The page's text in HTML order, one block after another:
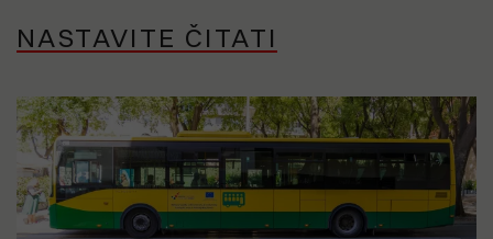
NASTAVITE ČITATI